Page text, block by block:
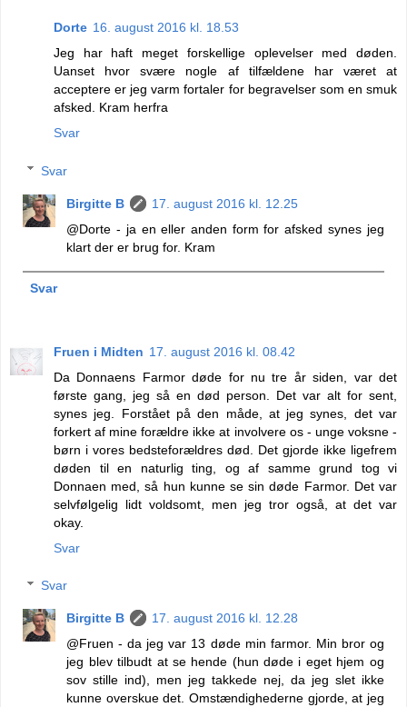
Dorte 16. august 2016 kl. 18.53
Jeg har haft meget forskellige oplevelser med døden.
Uanset hvor svære nogle af tilfældene har været at
acceptere er jeg varm fortaler for begravelser som en smuk
afsked. Kram herfra
Svar
Svar
Birgitte B
17. august 2016 kl. 12.25
@Dorte - ja en eller anden form for afsked synes jeg
klart der er brug for. Kram
Svar
Fruen i Midten 17. august 2016 kl. 08.42
Da Donnaens Farmor døde for nu tre år siden, var det
første gang, jeg så en død person. Det var alt for sent,
synes jeg. Forstået på den måde, at jeg synes, det var
forkert af mine forældre ikke at involvere os - unge voksne -
børn i vores bedsteforældres død. Det gjorde ikke ligefrem
døden til en naturlig ting, og af samme grund tog vi
Donnaen med, så hun kunne se sin døde Farmor. Det var
selvfølgelig lidt voldsomt, men jeg tror også, at det var
okay.
Svar
Svar
Birgitte B
17. august 2016 kl. 12.28
@Fruen - da jeg var 13 døde min farmor. Min bror og
jeg blev tilbudt at se hende (hun døde i eget hjem og
sov stille ind), men jeg takkede nej, da jeg slet ikke
kunne overskue det. Omstændighederne gjorde, at jeg